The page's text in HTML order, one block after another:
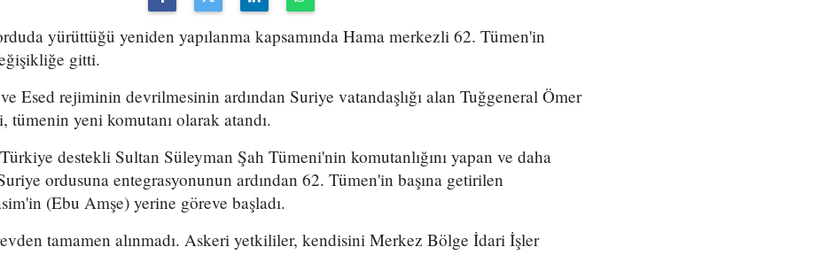
yürüttüğü yeniden yapılanma kapsamında Hama merkezli 62. Tümen'in
gitti.
Esed rejiminin devrilmesinin ardından Suriye vatandaşlığı alan Tuğgeneral Ömer
yeni komutanı olarak atandı.
destekli Sultan Süleyman Şah Tümeni'nin komutanlığını yapan ve daha
ordusuna entegrasyonunun ardından 62. Tümen'in başına getirilen
(Ebu Amşe) yerine göreve başladı.
tamamen alınmadı. Askeri yetkililer, kendisini Merkez Bölge İdari İşler